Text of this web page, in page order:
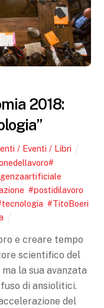
2018:
/ Eventi / Libri
,
#postidilavoro
#TitoBoeri
e creare tempo
scientifico del
la sua avanzata
di ansiolitici.
del